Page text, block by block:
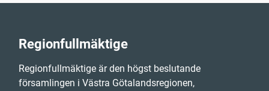
Regionfullmäktige
Regionfullmäktige är den högst beslutande
församlingen i Västra Götalandsregionen,